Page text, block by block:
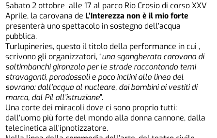
Sabato 2 ottobre alle 17 al parco Rio Crosio di corso XXV
Aprile, la carovana de L’Interezza non è il mio forte
presenterà uno spettacolo in sostegno dell’acqua
pubblica.
Turlupineries, questo il titolo della performance in cui ,
scrivono gli organizzatori, “una sgangherata carovana di
saltimbanchi gironzola per le strade raccontando temi
stravaganti, paradossali e poco inclini alla linea del
sovrano: dall’acqua al nucleare, dai bambini ai vestiti di
marca, dal Pil all’istruzione”.
Una corte dei miracoli dove ci sono proprio tutti:
dall’uomo più forte del mondo alla donna cannone, dalla
telecinetica all’ipnotizzatore.